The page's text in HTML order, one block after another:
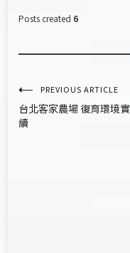
Posts created 6
文
章
PREVIOUS ARTICLE
台北客家農場 復育環境
續